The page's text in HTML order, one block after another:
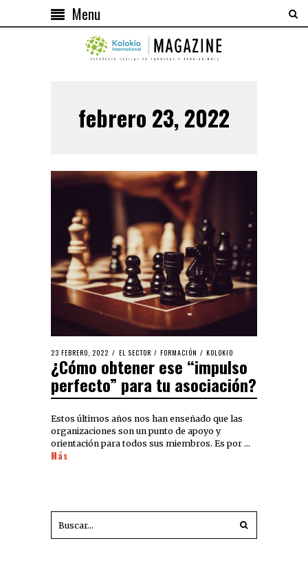
Menu
febrero 23, 2022
23 FEBRERO, 2022 EL SECTOR / FORMACIÓN / KOLOKIO
¿Cómo obtener ese “impulso
perfecto” para tu asociación?
Estos últimos años nos han enseñado que las
organizaciones son un punto de apoyo y
orientación para todos sus miembros. Es por …
Más